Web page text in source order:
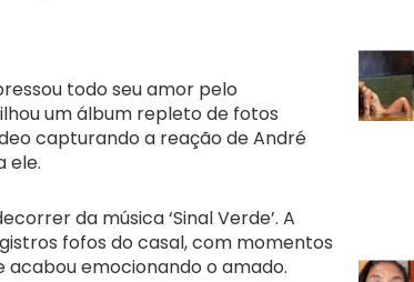
todo seu amor pelo
um álbum repleto de fotos
capturando a reação de André
ele.
da música ‘Sinal Verde’. A
fofos do casal, com momentos
emocionando o amado.